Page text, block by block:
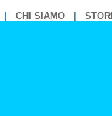
CHI SIAMO